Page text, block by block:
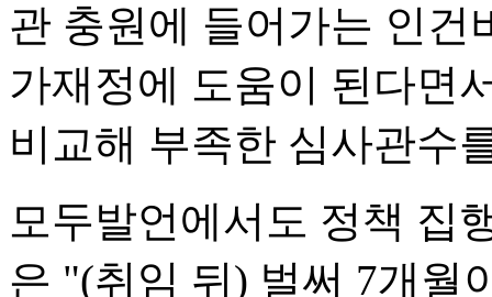
관 충원에 들어가는 인건
가재정에 도움이 된다면
비교해 부족한 심사관수
모두발언에서도 정책 집
은 "(취임 뒤) 벌써 7개월